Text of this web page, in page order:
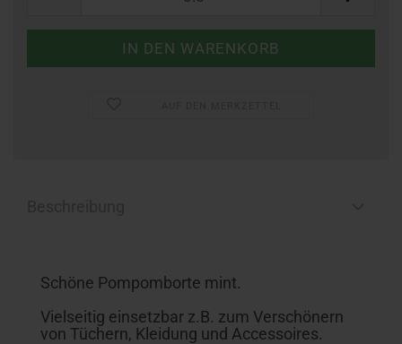
Schöne Pompomborte mint.
Vielseitig einsetzbar z.B. zum Verschönern
von Tüchern, Kleidung und Accessoires.